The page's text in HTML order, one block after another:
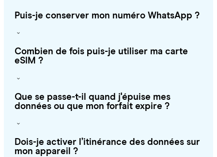
Puis-je conserver mon numéro WhatsApp ?
Combien de fois puis-je utiliser ma carte
eSIM ?
Que se passe-t-il quand j'épuise mes
données ou que mon forfait expire ?
Dois-je activer l’itinérance des données sur
mon appareil ?